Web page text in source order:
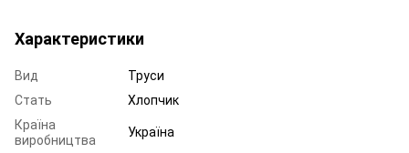
Характеристики
Вид
Труси
Стать
Хлопчик
Країна
виробництва
Україна